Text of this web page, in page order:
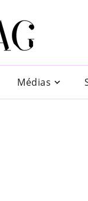
Médias